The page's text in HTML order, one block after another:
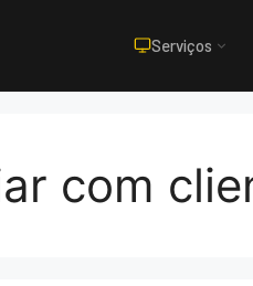
Serviços
com